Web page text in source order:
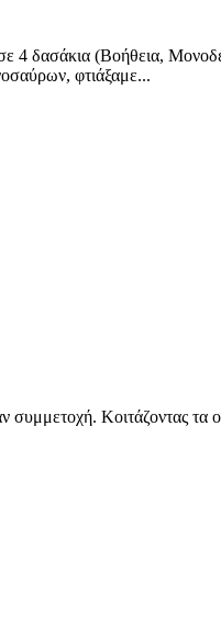
4 δασάκια (Βοήθεια,
φτιάξαμε...
Κοιτάζοντας τα